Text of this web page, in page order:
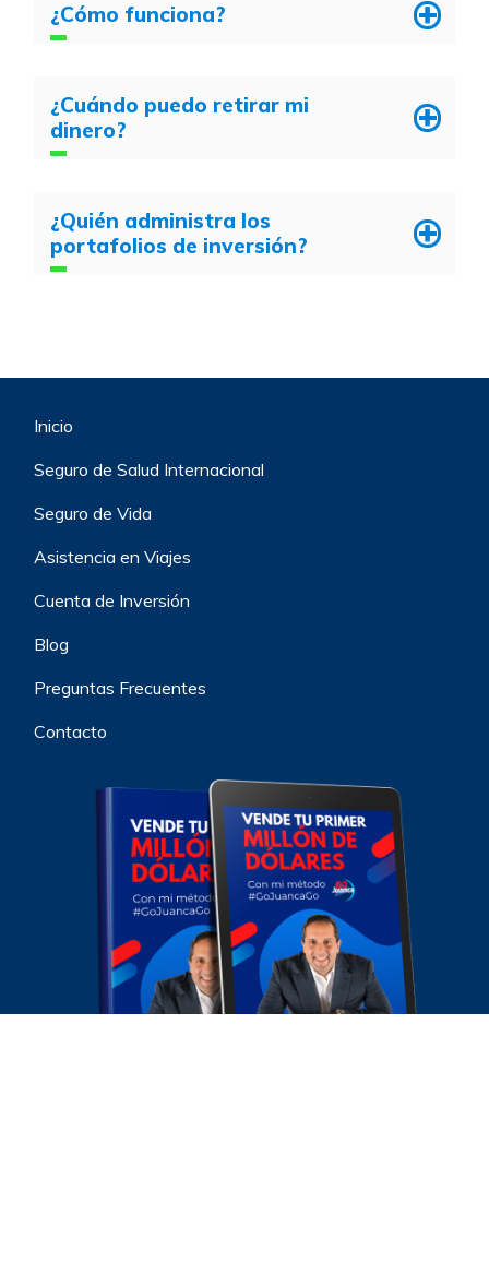
¿Cómo funciona?
¿Cuándo puedo retirar mi
dinero?
¿Quién administra los
portafolios de inversión?
Inicio
Seguro de Salud Internacional
Seguro de Vida
Asistencia en Viajes
Cuenta de Inversión
Blog
Preguntas Frecuentes
Contacto